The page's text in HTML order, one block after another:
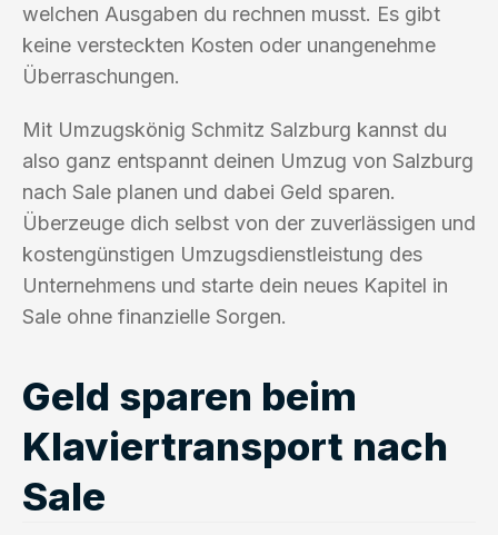
welchen Ausgaben du rechnen musst. Es gibt
keine versteckten Kosten oder unangenehme
Überraschungen.
Mit Umzugskönig Schmitz Salzburg kannst du
also ganz entspannt deinen Umzug von Salzburg
nach Sale planen und dabei Geld sparen.
Überzeuge dich selbst von der zuverlässigen und
kostengünstigen Umzugsdienstleistung des
Unternehmens und starte dein neues Kapitel in
Sale ohne finanzielle Sorgen.
Geld sparen beim
Klaviertransport nach
Sale